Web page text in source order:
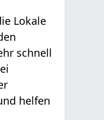
Lokale
schnell
helfen